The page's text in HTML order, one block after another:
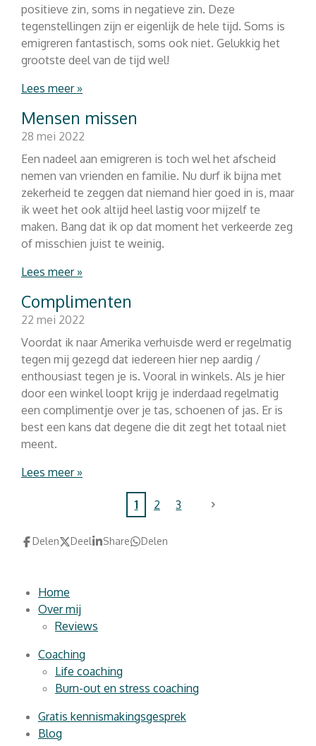
positieve zin, soms in negatieve zin. Deze
tegenstellingen zijn er eigenlijk de hele tijd. Soms is
emigreren fantastisch, soms ook niet. Gelukkig het
grootste deel van de tijd wel!
Lees meer »
Mensen missen
28 mei 2022
Een nadeel aan emigreren is toch wel het afscheid
nemen van vrienden en familie. Nu durf ik bijna met
zekerheid te zeggen dat niemand hier goed in is, maar
ik weet het ook altijd heel lastig voor mijzelf te
maken. Bang dat ik op dat moment het verkeerde zeg
of misschien juist te weinig.
Lees meer »
Complimenten
22 mei 2022
Voordat ik naar Amerika verhuisde werd er regelmatig
tegen mij gezegd dat iedereen hier nep aardig /
enthousiast tegen je is. Vooral in winkels. Als je hier
door een winkel loopt krijg je inderdaad regelmatig
een complimentje over je tas, schoenen of jas. Er is
best een kans dat degene die dit zegt het totaal niet
meent.
Lees meer »
1 2 3
Delen Deel Share Delen
Home
Over mij
Reviews
Coaching
Life coaching
Burn-out en stress coaching
Gratis kennismakingsgesprek
Blog